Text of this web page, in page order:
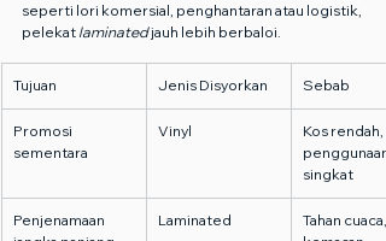
seperti lori komersial, penghantaran atau logistik,
pelekat laminated jauh lebih berbaloi.
Tujuan Jenis Disyorkan Sebab
Promosi
sementara
Vinyl
Kos rendah,
penggunaan
singkat
Penjenamaan
Laminated
Tahan cuaca,